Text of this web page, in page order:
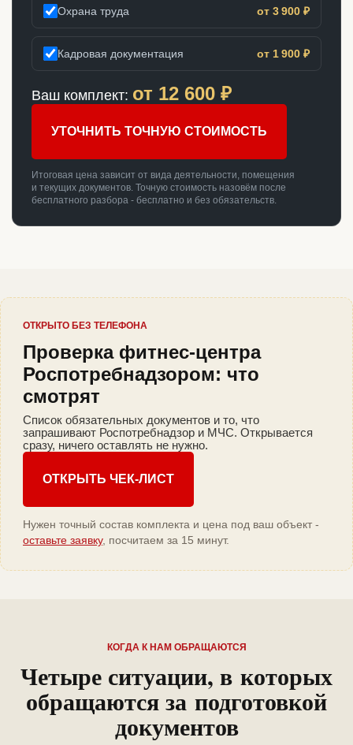
Охрана труда от 3 900 ₽
Кадровая документация от 1 900 ₽
Ваш комплект: от 12 600 ₽
УТОЧНИТЬ ТОЧНУЮ СТОИМОСТЬ
Итоговая цена зависит от вида деятельности, помещения
и текущих документов. Точную стоимость назовём после
бесплатного разбора - бесплатно и без обязательств.
ОТКРЫТО БЕЗ ТЕЛЕФОНА
Проверка фитнес-центра
Роспотребнадзором: что
смотрят
Список обязательных документов и то, что
запрашивают Роспотребнадзор и МЧС. Открывается
сразу, ничего оставлять не нужно.
ОТКРЫТЬ ЧЕК-ЛИСТ
Нужен точный состав комплекта и цена под ваш объект -
оставьте заявку, посчитаем за 15 минут.
КОГДА К НАМ ОБРАЩАЮТСЯ
Четыре ситуации, в которых
обращаются за подготовкой
документов